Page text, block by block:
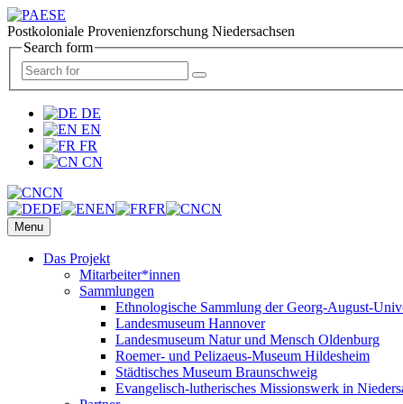
Postkoloniale Provenienzforschung Niedersachsen
Search form
DE
EN
FR
CN
CN
DE
EN FR CN
Menu
Das Projekt
Mitarbeiter*innen
Sammlungen
Ethnologische Sammlung der Georg-August-
Landesmuseum Hannover
Landesmuseum Natur und Mensch Oldenburg
Roemer- und Pelizaeus-Museum Hildesheim
Städtisches Museum Braunschweig
Evangelisch-lutherisches Missionswerk in